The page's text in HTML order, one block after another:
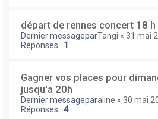
départ de rennes concert 18 h
Dernier messageparTangi « 31 mai
Réponses : 1
Gagner vos places pour
jusqu'a 20h
Dernier messageparaline « 30 mai
Réponses : 4